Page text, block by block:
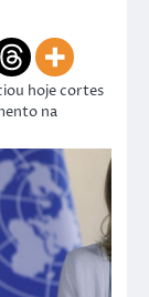
hoje cortes
na